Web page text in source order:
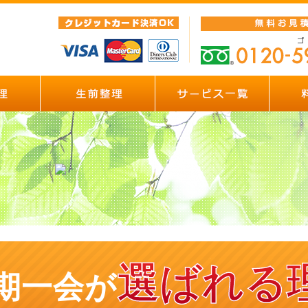
一会が選ばれる